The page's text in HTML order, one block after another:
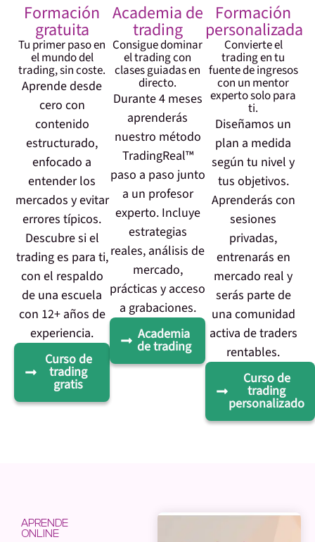
Formación
gratuita
Tu primer paso en
el mundo del
trading, sin coste.
Aprende desde
cero con
contenido
estructurado,
enfocado a
entender los
mercados y evitar
errores típicos.
Descubre si el
trading es para ti,
con el respaldo
de una escuela
con 12+ años de
experiencia.
Curso de
trading
gratis
Academia de
trading
Consigue dominar
el trading con
clases guiadas en
directo.
Durante 4 meses
aprenderás
nuestro método
TradingReal™
paso a paso junto
a un profesor
experto. Incluye
estrategias
reales, análisis de
mercado,
prácticas y acceso
a grabaciones.
Academia
de trading
Formación
personalizada
Convierte el
trading en tu
fuente de ingresos
con un mentor
experto solo para
ti.
Diseñamos un
plan a medida
según tu nivel y
tus objetivos.
Aprenderás con
sesiones
privadas,
entrenarás en
mercado real y
serás parte de
una comunidad
activa de traders
rentables.
Curso de
trading
personalizado
APRENDE
ONLINE